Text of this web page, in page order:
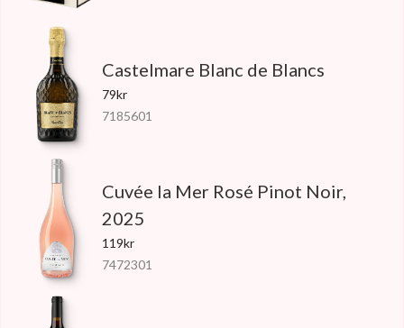
Castelmare Blanc de Blancs
79kr
7185601
Cuvée la Mer Rosé Pinot Noir,
2025
119kr
7472301